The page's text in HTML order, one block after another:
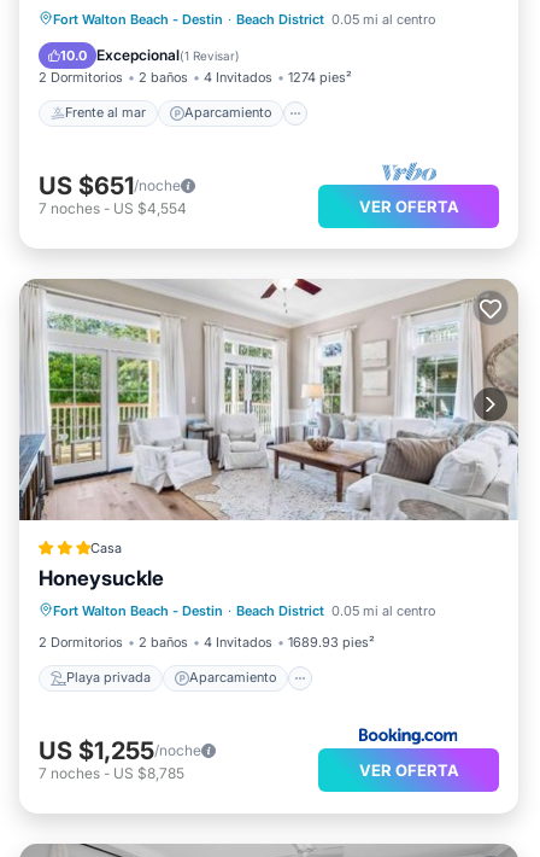
Fort Walton Beach - Destin · Beach District 0.05 mi al centro
10.0 Excepcional(1 Revisar)
2 Dormitorios 2 baños 4 Invitados 1274 pies²
Frente al mar Aparcamiento
Frente al mar Aparcamiento
Piscina
Vista al mar
US $651/noche
7 noches - US $4,554 VER OFERTA
Casa
Honeysuckle
Fort Walton Beach - Destin · Beach District 0.05 mi al centro
2 Dormitorios
2 baños 4 Invitados 1689.93 pies²
Playa privada Aparcamiento
Playa privada
Piscina
Vista al mar
US $1,255/noche
7 noches - US $8,785 VER OFERTA